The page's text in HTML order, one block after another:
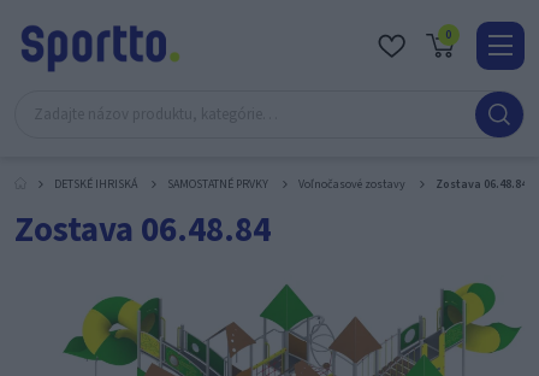
0
O
DETSKÉ IHRISKÁ SAMOSTATNÉ PRVKY Voľnočasové zostavy Zostava 06.48.84
Zostava 06.48.84